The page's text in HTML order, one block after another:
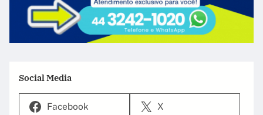
Social Media
Facebook X